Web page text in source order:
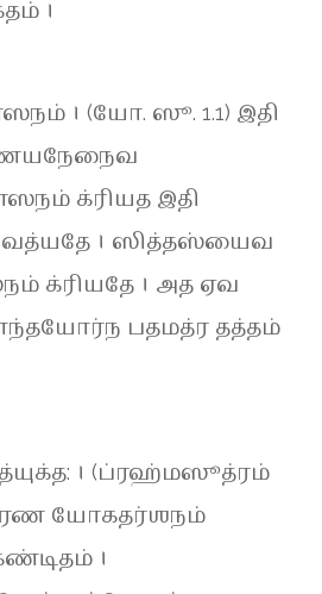
।
। (யோ. ஸூ. 1.1) இதி
க்ரியத இதி
। ஸித்தஸ்யைவ
க்ரியதே । அத ஏவ
பதமத்ர தத்தம்
। (ப்ரஹ்மஸூத்ரம்
யோகதர்ஶநம்
।